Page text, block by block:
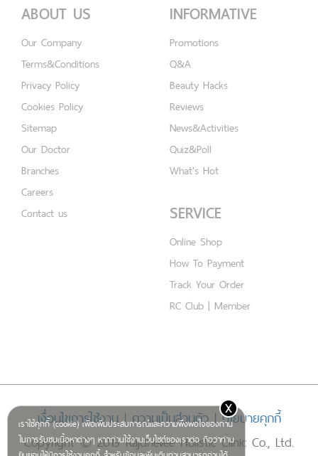
เราใช้คุกกี้ (cookie) เพื่อเพิ่มประสบการณ์และความพึงพอใจของท่าน
ในการรับชมเนื้อหาต่างๆ หากท่านใช้งานเว็บไซต์ของเราต่อ ถือว่าท่าน
x
ABOUT US
Our Company
Terms&Conditions
Privacy Policy
Cookies Policy
Sitemap
Our Doctor
Branches
Careers
Contact us
INFORMATIVE
Promotions
Q&A
Beauty Hacks
Reviews
News&Activities
Quiz&Poll
What's Hot
SERVICE
Online Shop
How To Payment
Track Your Order
RC Club | Member
เงื่อนไขการใช้งาน|ความเป็นส่วนตัว|นโยบายคุกกี้
Copyright © 2019 Rajdhevee Holistic Clinic Co., Ltd.